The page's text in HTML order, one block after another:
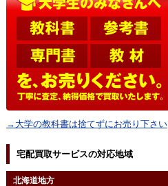
→大学の教科書は捨てずにお売り下さい
宅配買取サービスの対応地域
北海道地方